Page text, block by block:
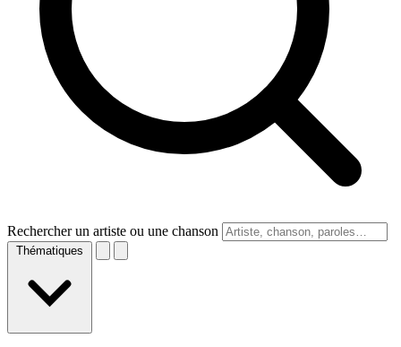
Rechercher un artiste ou une chanson
Thématiques